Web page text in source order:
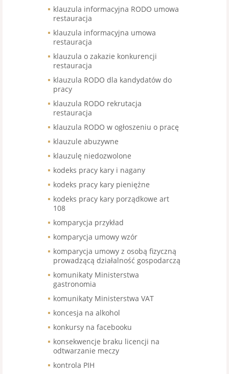
klauzula informacyjna RODO umowa
restauracja
klauzula informacyjna umowa
restauracja
klauzula o zakazie konkurencji
restauracja
klauzula RODO dla kandydatów do
pracy
klauzula RODO rekrutacja
restauracja
klauzula RODO w ogłoszeniu o pracę
klauzule abuzywne
klauzulę niedozwolone
kodeks pracy kary i nagany
kodeks pracy kary pieniężne
kodeks pracy kary porządkowe art
108
komparycja przykład
komparycja umowy wzór
komparycja umowy z osobą fizyczną
prowadzącą działalność gospodarczą
komunikaty Ministerstwa
gastronomia
komunikaty Ministerstwa VAT
koncesja na alkohol
konkursy na facebooku
konsekwencje braku licencji na
odtwarzanie meczy
kontrola PIH